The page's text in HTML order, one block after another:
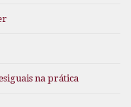
na prática